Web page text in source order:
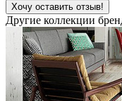
Хочу оставить отзыв!
Другие коллекции